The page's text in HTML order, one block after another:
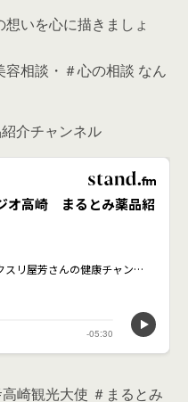
いを心に描きましょ
相談・＃心の相談 なん
介チャンネル
崎観光大使 ＃まるとみ